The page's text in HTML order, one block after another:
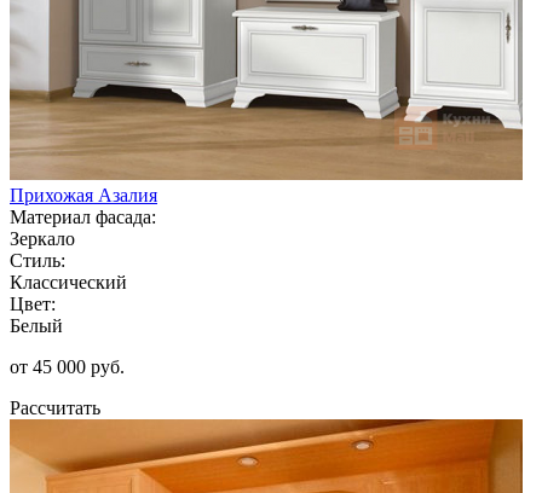
Прихожая Азалия
Материал фасада:
Зеркало
Стиль:
Классический
Цвет:
Белый
от 45 000 руб.
Рассчитать